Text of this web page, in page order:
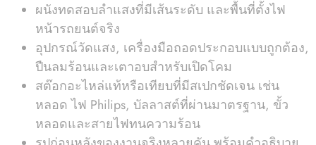
ผนังทดสอบลำแสงที่มีเส้นระดับ และพื้นที่ตั้งไฟ
หน้ารถยนต์จริง
อุปกรณ์วัดแสง, เครื่องมือถอดประกอบแบบถูกต้อง,
ปืนลมร้อนและเตาอบสำหรับเปิดโคม
สต๊อกอะไหล่แท้หรือเทียบที่มีสเปกชัดเจน เช่น
หลอด ไฟ Philips, บัลลาสต์ที่ผ่านมาตรฐาน, ขั้ว
หลอดและสายไฟทนความร้อน